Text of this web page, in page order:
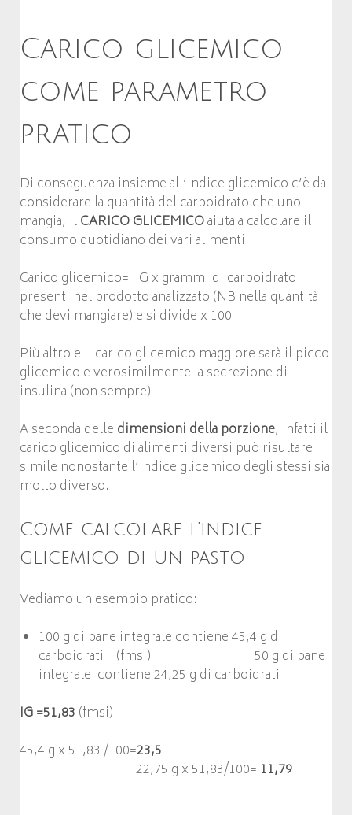
Carico glicemico
come parametro
pratico
Di conseguenza insieme all’indice glicemico c’è da
considerare la quantità del carboidrato che uno
mangia, ilCARICO GLICEMICOaiuta a calcolare il
consumo quotidiano dei vari alimenti.
Carico glicemico= IG x grammi di carboidrato
presenti nel prodotto analizzato (NB nella quantità
che devi mangiare) e si divide x 100
Più altro e il carico glicemico maggiore sarà il picco
glicemico e verosimilmente la secrezione di
insulina (non sempre)
A seconda delle dimensioni della porzione, infatti il
carico glicemico di alimenti diversi può risultare
simile nonostante l’indice glicemico degli stessi sia
molto diverso.
Come calcolare l’indice
glicemico di un pasto
Vediamo un esempio pratico:
100 g di pane integrale contiene 45,4 g di
carboidrati (fmsi) 50 g di pane
integrale contiene 24,25 g di carboidrati
IG =51,83 (fmsi)
45,4 g x 51,83 /100=23,5
22,75 g x 51,83/100= 11,79